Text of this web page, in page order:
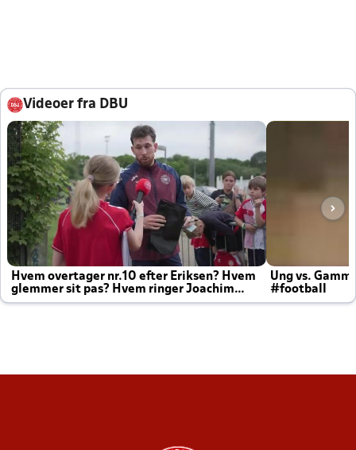
Videoer fra DBU
Hvem overtager nr.10 efter Eriksen? Hvem
glemmer sit pas? Hvem ringer Joachim
altid til efter kampe?
Ung vs.
#football